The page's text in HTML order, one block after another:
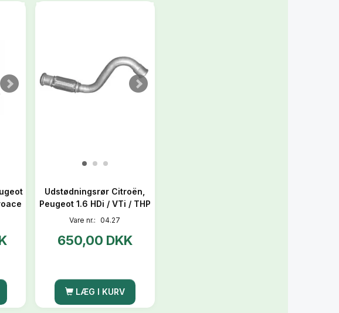
Udstødningsrør Citroën,
Peugeot 1.6 HDi / VTi / THP
Vare nr.: 04.27
650,00 DKK
LÆG I KURV